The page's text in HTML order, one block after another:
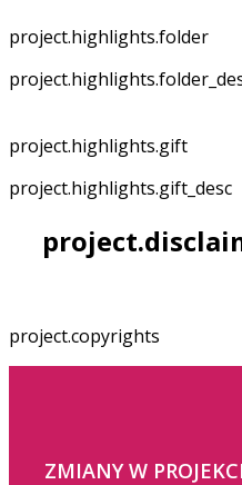
project.highlights.folder
project.highlights.gift
project.highlights.gift_desc
project.copyrights
ZMIANY W